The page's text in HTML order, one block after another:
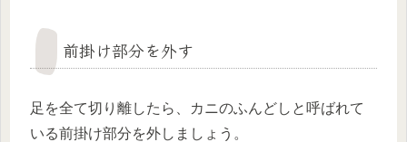
前掛け部分を外す
足を全て切り離したら、カニのふんどしと呼ばれて
いる前掛け部分を外しましょう。